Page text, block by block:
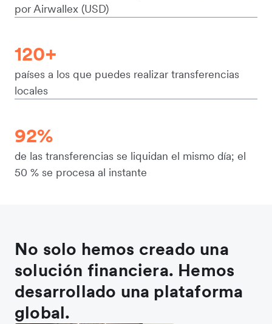
por Airwallex (USD)
120+
países a los que puedes realizar transferencias
locales
92%
de las transferencias se liquidan el mismo día; el
50 % se procesa al instante
No solo hemos creado una
solución financiera. Hemos
desarrollado una plataforma
global.